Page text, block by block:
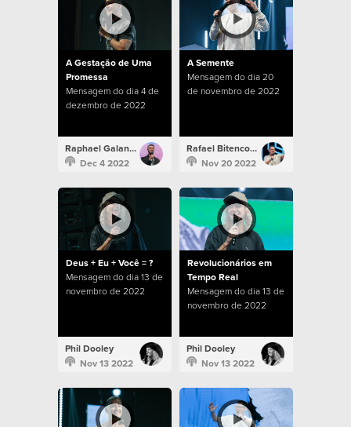
A Gestação de Uma
Promessa
Mensagem do dia 4 de
dezembro de 2022
Raphael Galante
Dec 4 2022
A Semente
Mensagem do dia 20
de novembro de 2022
Rafael Bitencourt
Nov 20 2022
Deus + Eu + Você = ?
Mensagem do dia 13 de
novembro de 2022
Phil Dooley
Nov 13 2022
Revolucionários em
Tempo Real
Mensagem do dia 13 de
novembro de 2022
Phil Dooley
Nov 13 2022